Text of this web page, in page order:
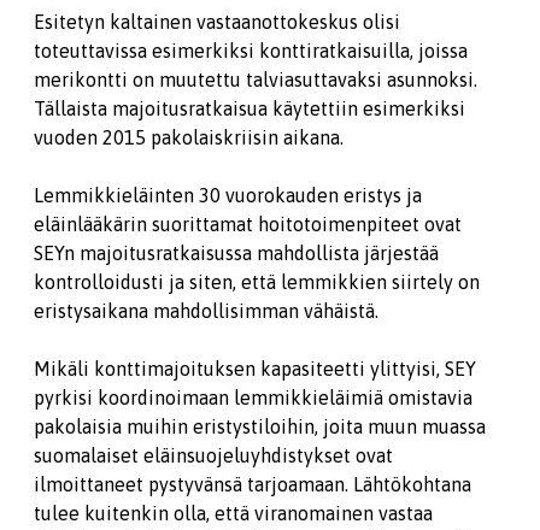
Esitetyn kaltainen vastaanottokeskus olisi
toteuttavissa esimerkiksi konttiratkaisuilla, joissa
merikontti on muutettu talviasuttavaksi asunnoksi.
Tällaista majoitusratkaisua käytettiin esimerkiksi
vuoden 2015 pakolaiskriisin aikana.
Lemmikkieläinten 30 vuorokauden eristys ja
eläinlääkärin suorittamat hoitotoimenpiteet ovat
SEYn majoitusratkaisussa mahdollista järjestää
kontrolloidusti ja siten, että lemmikkien siirtely on
eristysaikana mahdollisimman vähäistä.
Mikäli konttimajoituksen kapasiteetti ylittyisi, SEY
pyrkisi koordinoimaan lemmikkieläimiä omistavia
pakolaisia muihin eristystiloihin, joita muun muassa
suomalaiset eläinsuojeluyhdistykset ovat
ilmoittaneet pystyvänsä tarjoamaan. Lähtökohtana
tulee kuitenkin olla, että viranomainen vastaa